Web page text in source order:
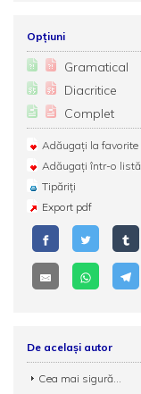
Opțiuni
Gramatical
Diacritice
Complet
Adăugați la favorite
Adăugați într-o listă
Tipăriți
Export pdf
De același autor
Cea mai sigură...